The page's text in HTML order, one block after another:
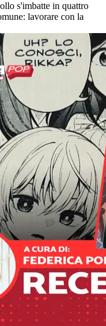
s'imbatte in quattro
lavorare con la